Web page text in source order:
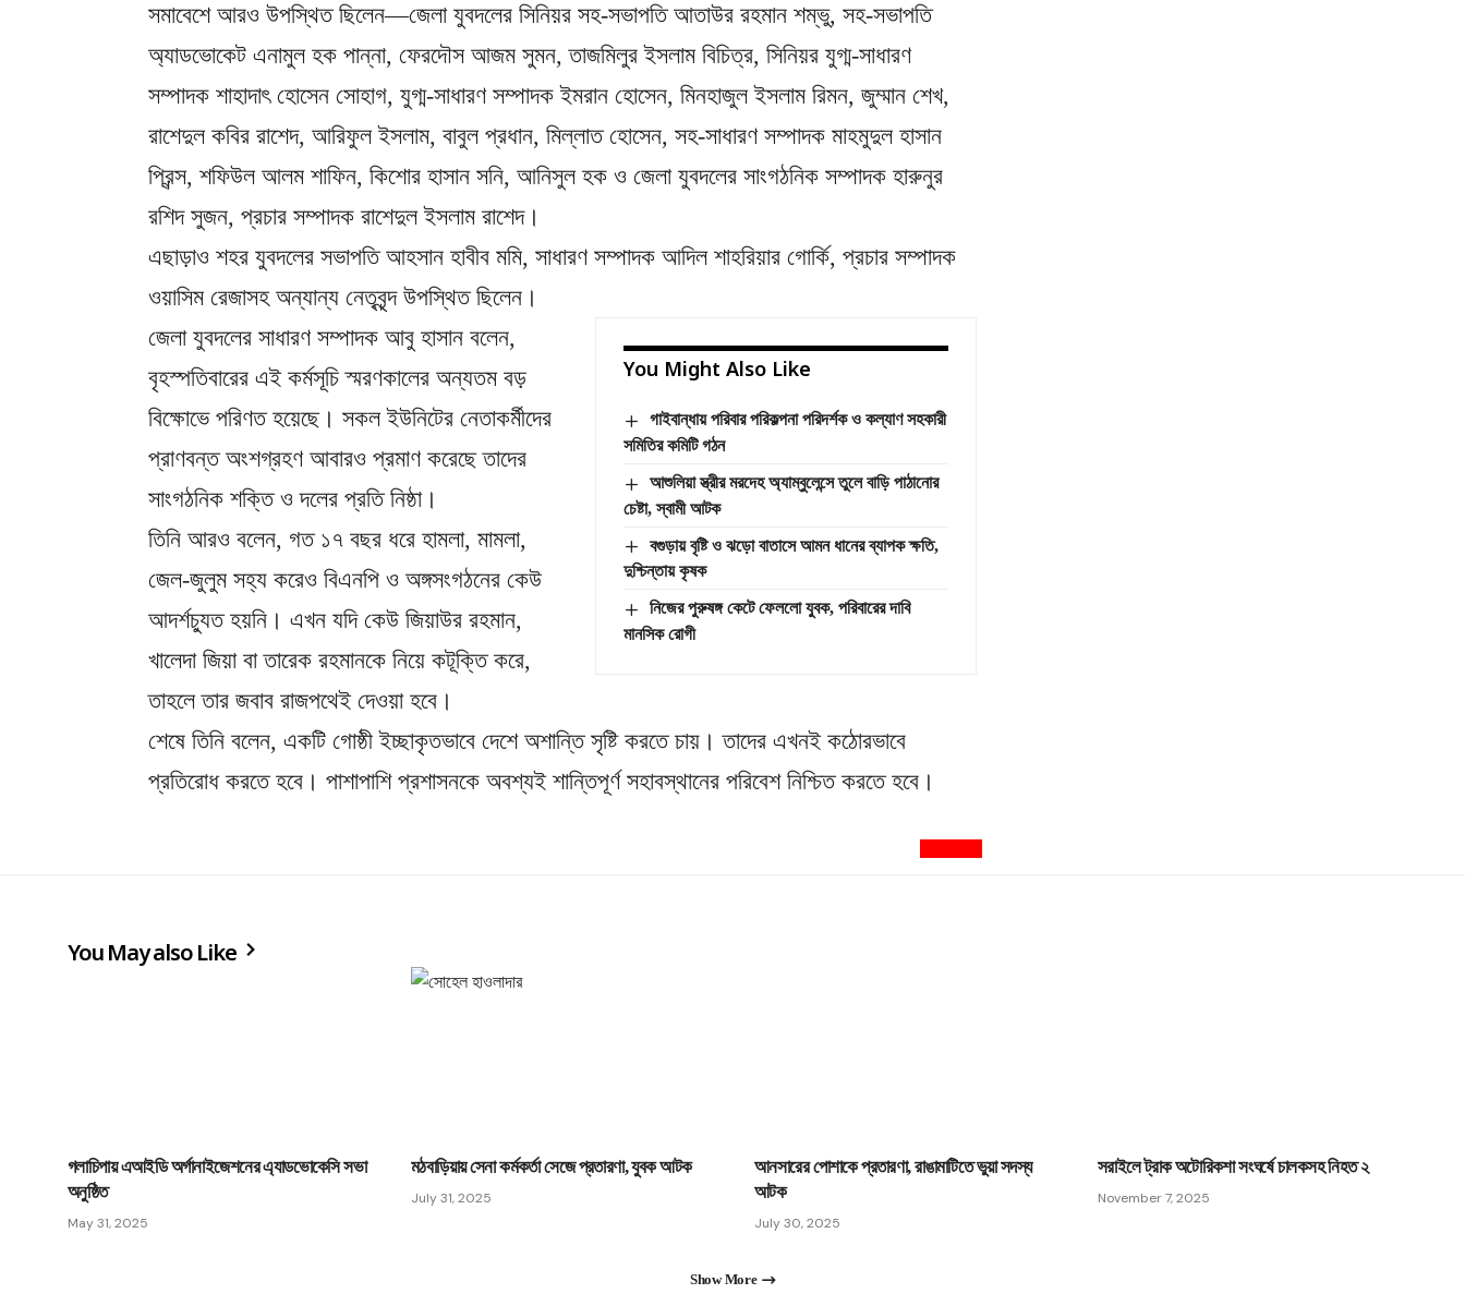
সমাবেশে আরও উপস্থিত ছিলেন—জেলা যুবদলের সিনিয়র সহ-সভাপতি আতাউর রহমান শম্ভু, সহ-সভাপতি
অ্যাডভোকেট এনামুল হক পান্না, ফেরদৌস আজম সুমন, তাজমিলুর ইসলাম বিচিত্র, সিনিয়র যুগ্ম-সাধারণ
সম্পাদক শাহাদাৎ হোসেন সোহাগ, যুগ্ম-সাধারণ সম্পাদক ইমরান হোসেন, মিনহাজুল ইসলাম রিমন, জুম্মান শেখ,
রাশেদুল কবির রাশেদ, আরিফুল ইসলাম, বাবুল প্রধান, মিল্লাত হোসেন, সহ-সাধারণ সম্পাদক মাহমুদুল হাসান
প্রিন্স, শফিউল আলম শাফিন, কিশোর হাসান সনি, আনিসুল হক ও জেলা যুবদলের সাংগঠনিক সম্পাদক হারুনুর
রশিদ সুজন, প্রচার সম্পাদক রাশেদুল ইসলাম রাশেদ।
এছাড়াও শহর যুবদলের সভাপতি আহসান হাবীব মমি, সাধারণ সম্পাদক আদিল শাহরিয়ার গোর্কি, প্রচার সম্পাদক
ওয়াসিম রেজাসহ অন্যান্য নেতৃবৃন্দ উপস্থিত ছিলেন।
You Might Also Like
গাইবান্ধায় পরিবার পরিকল্পনা পরিদর্শক ও কল্যাণ সহকারী
সমিতির কমিটি গঠন
আশুলিয়া স্ত্রীর মরদেহ অ্যাম্বুলেন্সে তুলে বাড়ি পাঠানোর
চেষ্টা, স্বামী আটক
বগুড়ায় বৃষ্টি ও ঝড়ো বাতাসে আমন ধানের ব্যাপক ক্ষতি,
দুশ্চিন্তায় কৃষক
নিজের পুরুষঙ্গ কেটে ফেললো যুবক, পরিবারের দাবি
মানসিক রোগী
জেলা যুবদলের সাধারণ সম্পাদক আবু হাসান বলেন,
বৃহস্পতিবারের এই কর্মসূচি স্মরণকালের অন্যতম বড়
বিক্ষোভে পরিণত হয়েছে। সকল ইউনিটের নেতাকর্মীদের
প্রাণবন্ত অংশগ্রহণ আবারও প্রমাণ করেছে তাদের
সাংগঠনিক শক্তি ও দলের প্রতি নিষ্ঠা।
তিনি আরও বলেন, গত ১৭ বছর ধরে হামলা, মামলা,
জেল-জুলুম সহ্য করেও বিএনপি ও অঙ্গসংগঠনের কেউ
আদর্শচ্যুত হয়নি। এখন যদি কেউ জিয়াউর রহমান,
খালেদা জিয়া বা তারেক রহমানকে নিয়ে কটূক্তি করে,
তাহলে তার জবাব রাজপথেই দেওয়া হবে।
শেষে তিনি বলেন, একটি গোষ্ঠী ইচ্ছাকৃতভাবে দেশে অশান্তি সৃষ্টি করতে চায়। তাদের এখনই কঠোরভাবে
প্রতিরোধ করতে হবে। পাশাপাশি প্রশাসনকে অবশ্যই শান্তিপূর্ণ সহাবস্থানের পরিবেশ নিশ্চিত করতে হবে।
You May also Like
গলাচিপায় এআইডি অর্গানাইজেশনের এ্যাডভোকেসি সভা
অনুষ্ঠিত
May 31, 2025
মঠবাড়িয়ায় সেনা কর্মকর্তা সেজে প্রতারণা, যুবক আটক
July 31, 2025
আনসারের পোশাকে প্রতারণা, রাঙামাটিতে ভুয়া সদস্য
আটক
July 30, 2025
সরাইলে ট্রাক অটোরিকশা সংঘর্ষে চালকসহ নিহত ২
November 7, 2025
Show More